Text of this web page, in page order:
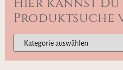
Hier kannst Du
Produktsuche